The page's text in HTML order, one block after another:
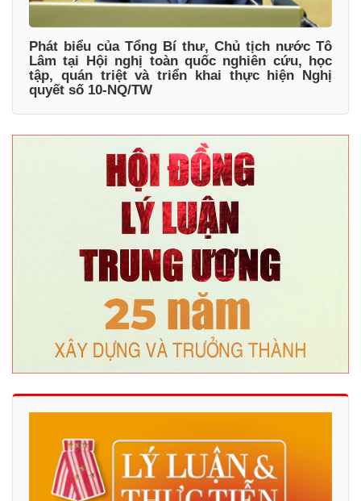
Phát biểu của Tổng Bí thư, Chủ tịch nước Tô
Lâm tại Hội nghị toàn quốc nghiên cứu, học
tập, quán triệt và triển khai thực hiện Nghị
quyết số 10-NQ/TW